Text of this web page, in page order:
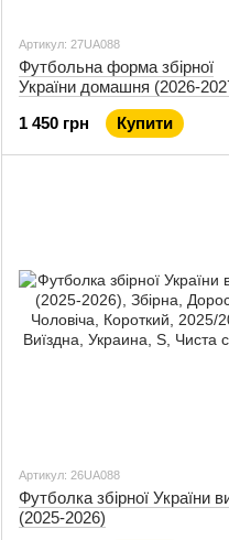
Артикул: 27UA088
Футбольна форма збірної
України домашня (2026-
1 450 грн
Купити
Артикул: 26UA088
Футболка збірної України
(2025-2026)